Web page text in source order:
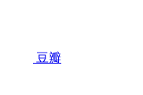
豆瓣